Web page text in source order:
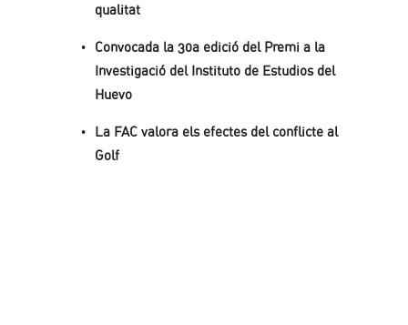
qualitat
Convocada la 30a edició del Premi a la
Investigació del Instituto de Estudios del
Huevo
La FAC valora els efectes del conflicte al
Golf